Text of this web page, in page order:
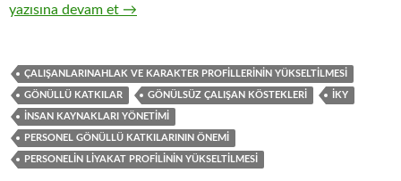
24-İnsan kaynakları yönetimi anlayışının, çalışan kıymetinin
yazısına devam et →
ÇALIŞANLARINAHLAK VE KARAKTER PROFILLERININ YÜKSELTILMESI
GÖNÜLLÜ KATKILAR GÖNÜLSÜZ ÇALIŞAN KÖSTEKLERI İKY
INSAN KAYNAKLARI YÖNETIMI
PERSONEL GÖNÜLLÜ KATKILARININ ÖNEMI
PERSONELIN LIYAKAT PROFILININ YÜKSELTILMESI